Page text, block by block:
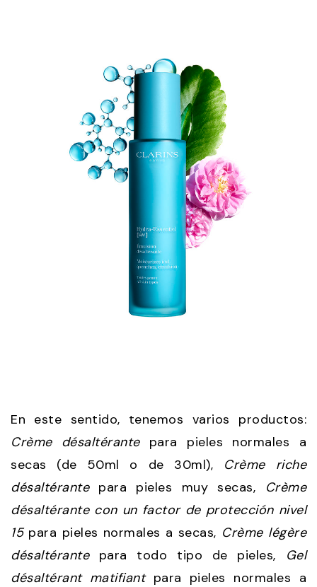
En este sentido, tenemos varios productos:
Crème désaltérantepara pieles normales a
secas (de 50ml o de 30ml), Crème riche
désaltérantepara pieles muy secas,
Crème
désaltérante con un factor de protección nivel
15para pieles normales a secas, Crème légère
désaltérantepara todo tipo de pieles, Gel
désaltérant matifiantpara pieles normales a